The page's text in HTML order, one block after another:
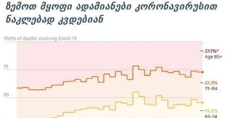
ზემოთ მყოფი ადამიანები კორონავირუსით
ნაკლებად კვდებიან